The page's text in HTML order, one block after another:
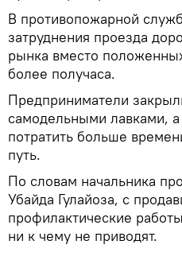
В противопожарной
затруднения проезда
рынка вместо
более получаса.
Предприниматели
самодельными лавками,
потратить больше
путь.
По словам начальника
Убайда Гулайоза, с
профилактические
ни к чему не приводят.